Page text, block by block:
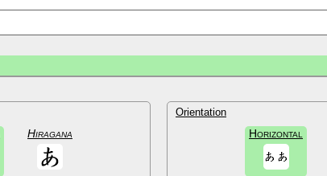
Hiragana
Orientation
Horizontal